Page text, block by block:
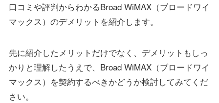
口コミや評判からわかるBroad WiMAX（ブロードワイ
マックス）のデメリットを紹介します。
先に紹介したメリットだけでなく、デメリットもしっ
かりと理解したうえで、Broad WiMAX（ブロードワイ
マックス）を契約するべきかどうか検討してみてくだ
さい。